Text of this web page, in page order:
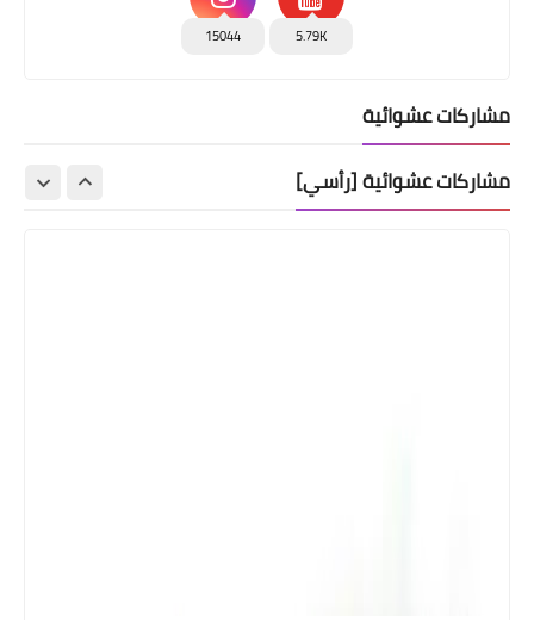
5.79K
15044
مشاركات عشوائية
مشاركات عشوائية [رأسي]